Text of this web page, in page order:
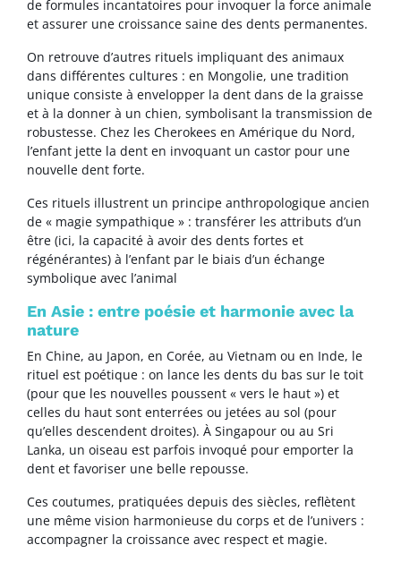
de formules incantatoires pour invoquer la force animale
et assurer une croissance saine des dents permanentes.
On retrouve d’autres rituels impliquant des animaux
dans différentes cultures : en Mongolie, une tradition
unique consiste à envelopper la dent dans de la graisse
et à la donner à un chien, symbolisant la transmission de
robustesse. Chez les Cherokees en Amérique du Nord,
l’enfant jette la dent en invoquant un castor pour une
nouvelle dent forte.
Ces rituels illustrent un principe anthropologique ancien
de « magie sympathique » : transférer les attributs d’un
être (ici, la capacité à avoir des dents fortes et
régénérantes) à l’enfant par le biais d’un échange
symbolique avec l’animal
En Asie : entre poésie et harmonie avec la
nature
En Chine, au Japon, en Corée, au Vietnam ou en Inde, le
rituel est poétique : on lance les dents du bas sur le toit
(pour que les nouvelles poussent « vers le haut ») et
celles du haut sont enterrées ou jetées au sol (pour
qu’elles descendent droites). À Singapour ou au Sri
Lanka, un oiseau est parfois invoqué pour emporter la
dent et favoriser une belle repousse.
Ces coutumes, pratiquées depuis des siècles, reflètent
une même vision harmonieuse du corps et de l’univers :
accompagner la croissance avec respect et magie.